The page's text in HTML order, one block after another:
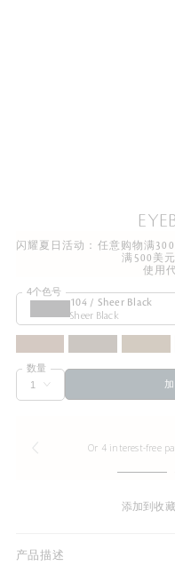
闪耀夏日活动：任意购物满
满500美
使用
4个色号
104 / Sheer Black
Sheer Black
数量
添加到收
产品描述